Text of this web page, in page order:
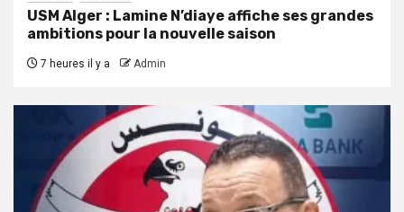
USM Alger : Lamine N’diaye affiche ses grandes
ambitions pour la nouvelle saison
7 heures il y a Admin